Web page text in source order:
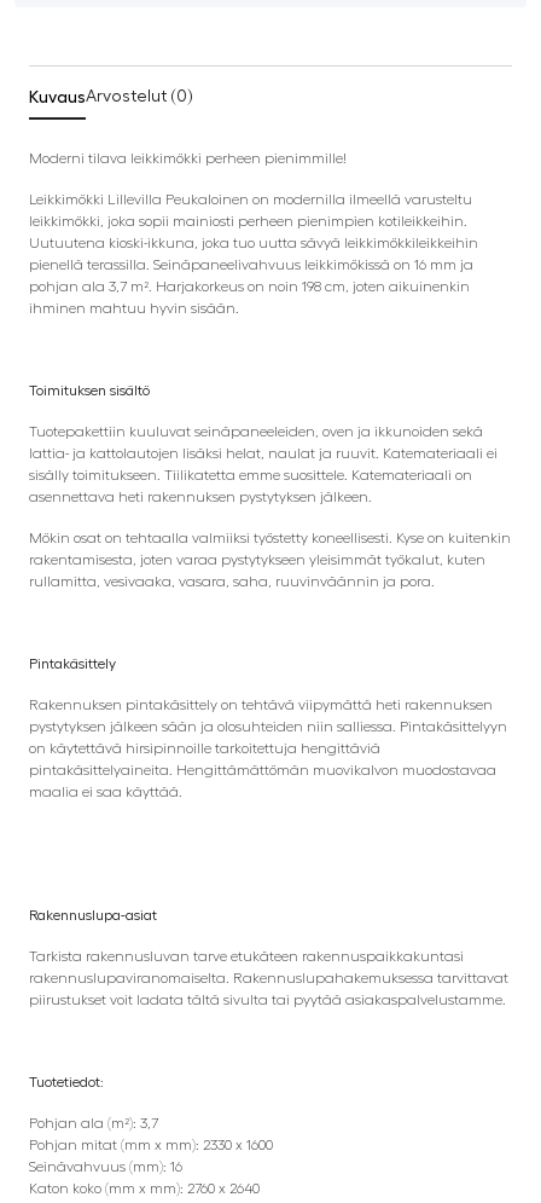
KuvausArvostelut (0)
Moderni tilava leikkimökki perheen pienimmille!
Leikkimökki Lillevilla Peukaloinen on modernilla ilmeellä varusteltu
leikkimökki, joka sopii mainiosti perheen pienimpien kotileikkeihin.
Uutuutena kioski-ikkuna, joka tuo uutta sävyä leikkimökkileikkeihin
pienellä terassilla. Seinäpaneelivahvuus leikkimökissä on 16 mm ja
pohjan ala 3,7 m². Harjakorkeus on noin 198 cm, joten aikuinenkin
ihminen mahtuu hyvin sisään.
Toimituksen sisältö
Tuotepakettiin kuuluvat seinäpaneeleiden, oven ja ikkunoiden sekä
lattia- ja kattolautojen lisäksi helat, naulat ja ruuvit. Katemateriaali ei
sisälly toimitukseen. Tiilikatetta emme suosittele. Katemateriaali on
asennettava heti rakennuksen pystytyksen jälkeen.
Mökin osat on tehtaalla valmiiksi työstetty koneellisesti. Kyse on kuitenkin
rakentamisesta, joten varaa pystytykseen yleisimmät työkalut, kuten
rullamitta, vesivaaka, vasara, saha, ruuvinväännin ja pora.
Pintakäsittely
Rakennuksen pintakäsittely on tehtävä viipymättä heti rakennuksen
pystytyksen jälkeen sään ja olosuhteiden niin salliessa. Pintakäsittelyyn
on käytettävä hirsipinnoille tarkoitettuja hengittäviä
pintakäsittelyaineita. Hengittämättömän muovikalvon muodostavaa
maalia ei saa käyttää.
Rakennuslupa-asiat
Tarkista rakennusluvan tarve etukäteen rakennuspaikkakuntasi
rakennuslupaviranomaiselta. Rakennuslupahakemuksessa tarvittavat
piirustukset voit ladata tältä sivulta tai pyytää asiakaspalvelustamme.
Tuotetiedot:
Pohjan ala (m²): 3,7
Pohjan mitat (mm x mm): 2330 x 1600
Seinävahvuus (mm): 16
Katon koko (mm x mm): 2760 x 2640